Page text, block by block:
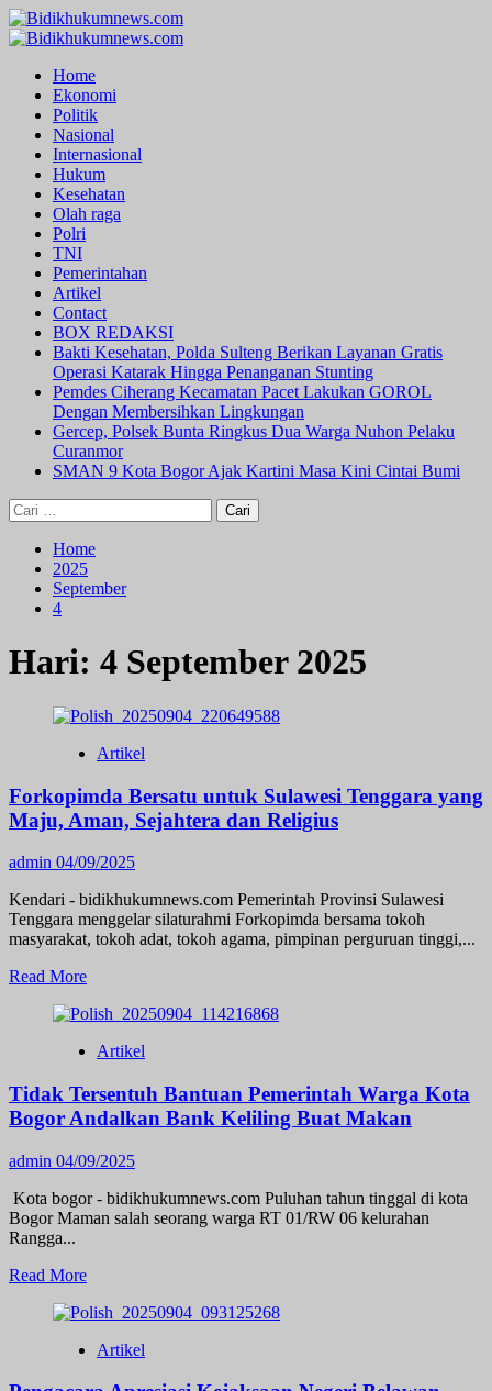
Skip
to
Primary
Home
Ekonomi
Politik
Nasional
Internasional
Hukum
Kesehatan
Olah raga
Polri
TNI
Pemerintahan
Artikel
Contact
BOX REDAKSI
Bakti Kesehatan, Polda Sulteng Berikan Layanan Gratis
Operasi Katarak Hingga Penanganan Stunting
Pemdes Ciherang Kecamatan Pacet Lakukan GOROL
Dengan Membersihkan Lingkungan
Gercep, Polsek Bunta Ringkus Dua Warga Nuhon Pelaku
Curanmor
SMAN 9 Kota Bogor Ajak Kartini Masa Kini Cintai Bumi
Cari
untuk:
Home
2025
September
4
Hari: 4 September 2025
Artikel
Forkopimda Bersatu untuk Sulawesi Tenggara yang
Maju, Aman, Sejahtera dan Religius
admin 04/09/2025
Kendari - bidikhukumnews.com Pemerintah Provinsi Sulawesi
Tenggara menggelar silaturahmi Forkopimda bersama tokoh
masyarakat, tokoh adat, tokoh agama, pimpinan perguruan tinggi,...
Read MoreRead
about
Bersatu
Sulawesi
Tenggara
yang
Maju,
Aman,
Sejahtera
dan
Artikel
Tidak Tersentuh Bantuan Pemerintah Warga Kota
Bogor Andalkan Bank Keliling Buat Makan
admin 04/09/2025
‎ ‎Kota bogor - bidikhukumnews.com ‎Puluhan tahun tinggal di kota
Bogor Maman salah seorang warga RT 01/RW 06 kelurahan
Rangga...
Read MoreRead
about
Tersentuh
Artikel